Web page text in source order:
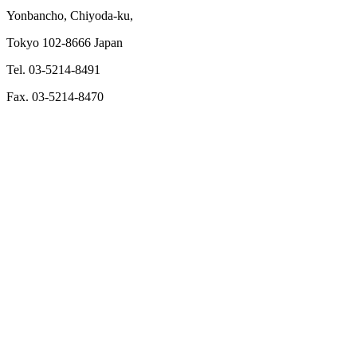
Yonbancho, Chiyoda-ku,
Tokyo 102-8666 Japan
Tel. 03-5214-8491
Fax. 03-5214-8470